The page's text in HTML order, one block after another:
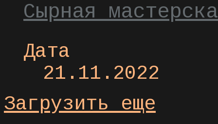
Сырная
Дата
21.11.2022
Загрузить еще